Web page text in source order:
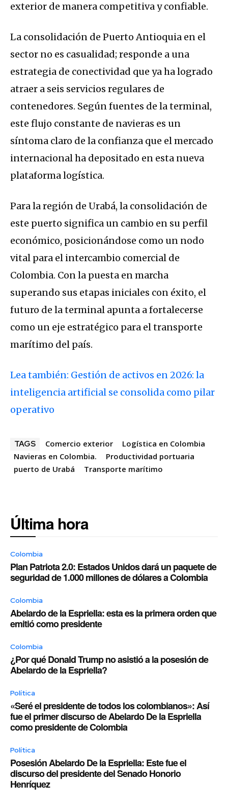
exterior de manera competitiva y confiable.
La consolidación de Puerto Antioquia en el
sector no es casualidad; responde a una
estrategia de conectividad que ya ha logrado
atraer a seis servicios regulares de
contenedores. Según fuentes de la terminal,
este flujo constante de navieras es un
síntoma claro de la confianza que el mercado
internacional ha depositado en esta nueva
plataforma logística.
Para la región de Urabá, la consolidación de
este puerto significa un cambio en su perfil
económico, posicionándose como un nodo
vital para el intercambio comercial de
Colombia. Con la puesta en marcha
superando sus etapas iniciales con éxito, el
futuro de la terminal apunta a fortalecerse
como un eje estratégico para el transporte
marítimo del país.
Lea también: Gestión de activos en 2026: la
inteligencia artificial se consolida como pilar
operativo
TAGS Comercio exterior
Logística en Colombia
Navieras en Colombia.
Productividad portuaria
puerto de Urabá
Transporte marítimo
Última hora
Colombia
Plan Patriota 2.0: Estados Unidos dará un paquete de
seguridad de 1.000 millones de dólares a Colombia
Colombia
Abelardo de la Espriella: esta es la primera orden que
emitió como presidente
Colombia
¿Por qué Donald Trump no asistió a la posesión de
Abelardo de la Espriella?
Política
«Seré el presidente de todos los colombianos»: Así
fue el primer discurso de Abelardo De la Espriella
como presidente de Colombia
Política
Posesión Abelardo De la Espriella: Este fue el
discurso del presidente del Senado Honorio
Henríquez